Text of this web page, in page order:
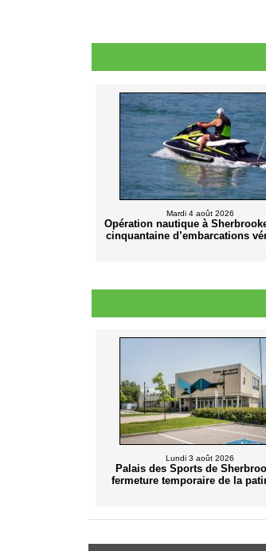
Mardi 4 août 2026
Opération nautique à
cinquantaine d’embarcations
Lundi 3 août 2026
Palais des Sports de
fermeture temporaire de la